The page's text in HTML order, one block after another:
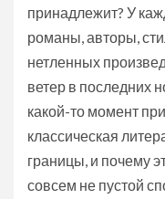
принадлежит? У
романы, авторы,
нетленных
ветер в последних
какой-то момент
классическая
границы, и почему
совсем не пустой